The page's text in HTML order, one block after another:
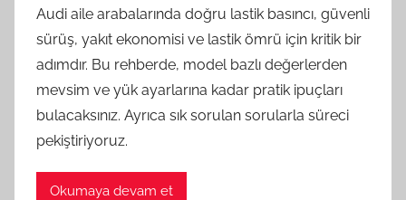
Audi aile arabalarında doğru lastik basıncı, güvenli
sürüş, yakıt ekonomisi ve lastik ömrü için kritik bir
adımdır. Bu rehberde, model bazlı değerlerden
mevsim ve yük ayarlarına kadar pratik ipuçları
bulacaksınız. Ayrıca sık sorulan sorularla süreci
pekiştiriyoruz.
Okumaya devam et